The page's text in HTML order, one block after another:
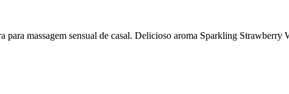
para massagem sensual de casal. Delicioso aroma Sparkling Strawberry